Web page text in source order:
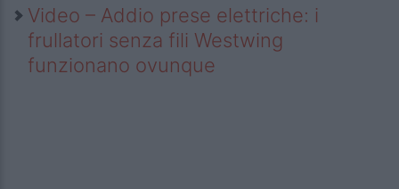
Video – Addio prese elettriche: i
frullatori senza fili Westwing
funzionano ovunque